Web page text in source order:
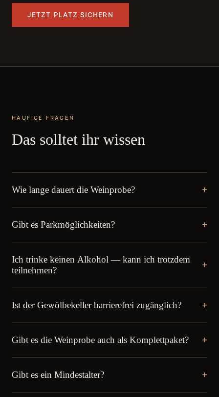
JETZT PLATZ SICHERN
HÄUFIGE FRAGEN
Das solltet ihr wissen
Wie lange dauert die Weinprobe? +
Gibt es Parkmöglichkeiten? +
Ich trinke keinen Alkohol — kann ich trotzdem
teilnehmen?
+
Ist der Gewölbekeller barrierefrei zugänglich? +
Gibt es die Weinprobe auch als Komplettpaket? +
Gibt es ein Mindestalter? +